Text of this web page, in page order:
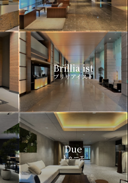
Brillia ist
ブリリアイスト
Due
ドゥーエ